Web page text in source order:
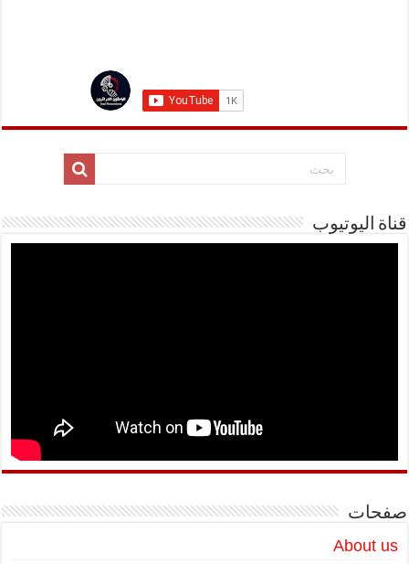
قناة اليوتيوب
صفحات
About us